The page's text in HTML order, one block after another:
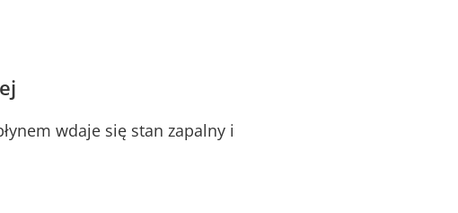
wdaje się stan zapalny i